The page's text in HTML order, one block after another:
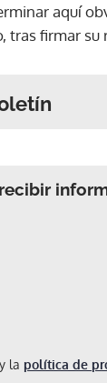
aquí
firmar su
y la política de